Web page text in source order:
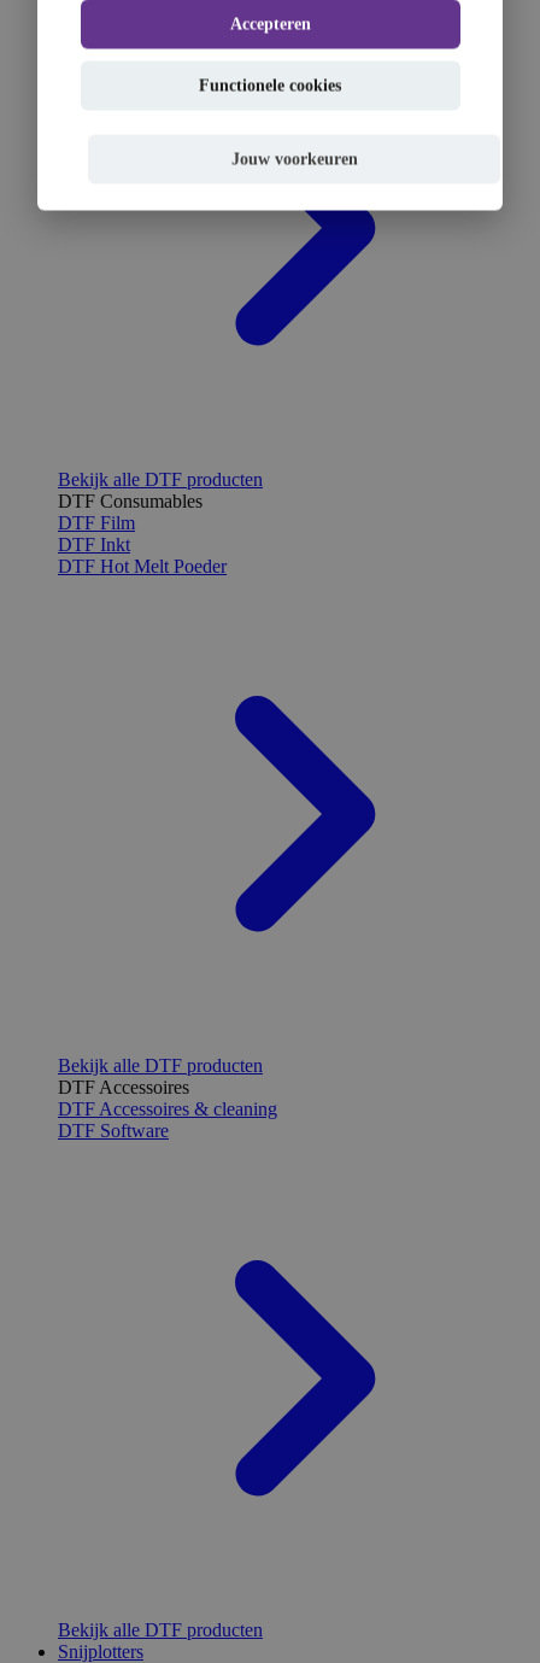
Bekijk alle DTF producten
DTF Consumables
DTF Film
DTF Inkt
DTF Hot Melt Poeder
Bekijk alle DTF producten
DTF Accessoires
DTF Accessoires & cleaning
DTF Software
Bekijk alle DTF producten
Snijplotters
Accepteren
Functionele cookies
Jouw voorkeuren